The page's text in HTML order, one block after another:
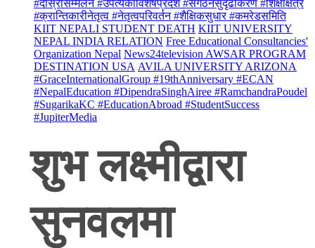
#दोस्रोसम्मेलन #उपत्यकाविशेषप्रदेश #संगठनसुदृढीकरण #शिक्षाक्षेत्र
#क्रान्तिकारीनेतृत्व #नेतृत्वपरिवर्तन #शैक्षिकसुधार #कमरेडसमिति
KIIT NEPALI STUDENT DEATH KIIT UNIVERSITY
NEPAL INDIA RELATION Free Educational Consultancies'
Organization Nepal News24television AWSAR PROGRAM
DESTINATION USA AVILA UNIVERSITY ARIZONA
#GraceInternationalGroup #19thAnniversary #ECAN
#NepalEducation #DipendraSinghAiree #RamchandraPoudel
#SugarikaKC #EducationAbroad #StudentSuccess
#JupiterMedia
शुभ लक्ष्मीद्वारा
सुनवलमा